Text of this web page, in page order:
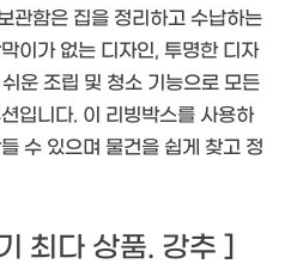
관함은 집을 정리하고 수납하는
이가 없는 디자인, 투명한 디자
운 조립 및 청소 기능으로 모든
입니다. 이 리빙박스를 사용하
수 있으며 물건을 쉽게 찾고 정
최다 상품. 강추 ]